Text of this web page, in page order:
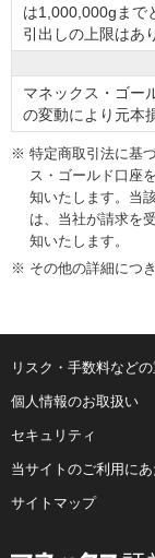
は1,000,000gまで
引出しの上限はあ
マネックス・ゴー
の変動により元本
特定商取引法に基
ス・ゴールド口座
知いたします。当
は、当社が請求を
知いたします。
その他の詳細につ
リスク・手数料など
個人情報のお取扱い
セキュリティ
当サイトのご利用に
サイトマップ